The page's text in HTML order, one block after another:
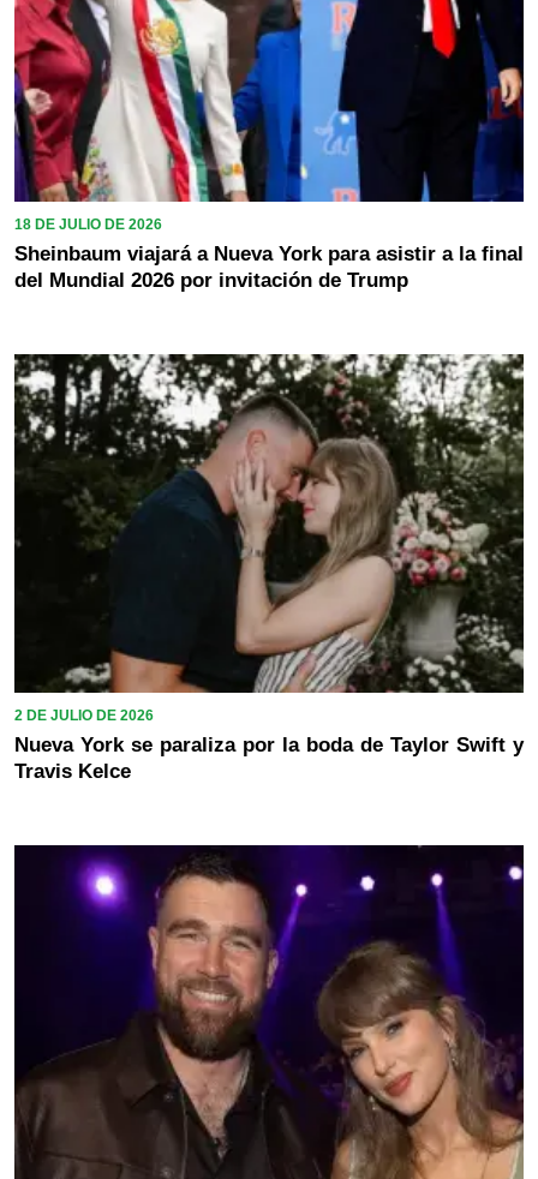
18 DE JULIO DE 2026
Sheinbaum viajará a Nueva York para asistir a la final
del Mundial 2026 por invitación de Trump
2 DE JULIO DE 2026
Nueva York se paraliza por la boda de Taylor Swift y
Travis Kelce